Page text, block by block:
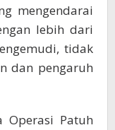
mengendarai
lebih dari
tidak
dan pengaruh
Operasi Patuh